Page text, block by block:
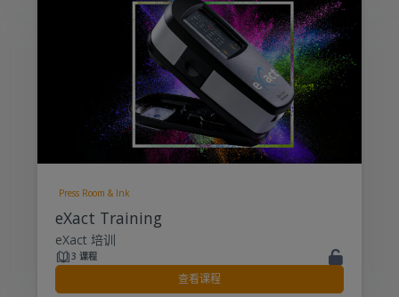
Press Room & Ink
eXact Training
eXact 培训
3 课程
查看课程